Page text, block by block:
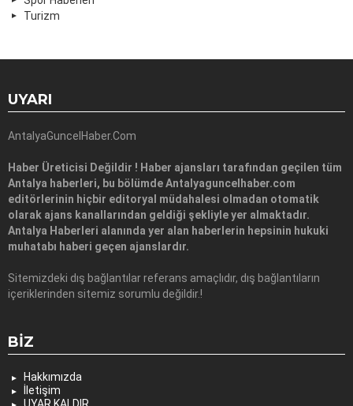
Turizm
UYARI
AntalyaGuncelHaber.Com
Haber Üreticisi Değildir ! Haber ajansları tarafından geçilen tüm
Antalya haberleri, bu bölümde Antalyaguncelhaber.com
editörlerinin hiçbir editoryal müdahalesi olmadan otomatik
olarak ajans kanallarından geldiği şekliyle yer almaktadır.
Antalya Haberleri alanında yer alan haberlerin hepsinin hukuki
muhatabı haberi geçen ajanslardır.
Sitemizdeki dış bağlantılar referans amaçlıdır, dış bağlantıların
içeriklerinden sitemiz sorumlu değildir.!
BIZ
Hakkımızda
İletişim